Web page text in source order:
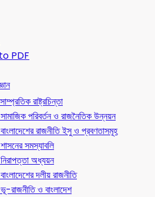
PDF
রাষ্ট্রচিন্তা
পরিবর্তন ও রাজনৈতিক উন্নয়ন
রাজনীতি ইসু ও প্রবণতাসমূহ
সমস্যাবলি
অধ্যয়ন
দলীয় রাজনীতি
রাজনীতি ও বাংলাদেশ